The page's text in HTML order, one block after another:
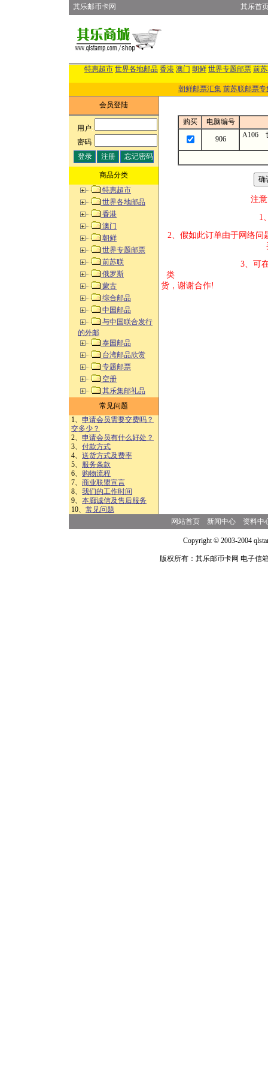
其乐邮币卡网 其乐首
特惠超市 世界各地邮品 香港 澳门 朝鲜 世界专题邮票 前
朝鲜邮票汇集 前苏联邮票专
会员登陆
用户:
密码:
商品分类
特惠超市
世界各地邮品
香港
澳门
朝鲜
世界专题邮票
前苏联
俄罗斯
蒙古
综合邮品
中国邮品
与中国联合发行
的外邮
泰国邮品
台湾邮品欣赏
专题邮票
空册
其乐集邮礼品
常见问题
1、 申请会员需要交费吗？
交多少？
2、 申请会员有什么好处？
3、 付款方式
4、 送货方式及费率
5、 服务条款
6、 购物流程
7、 商业联盟宣言
8、 我们的工作时间
9、 本廊诚信及售后服务
10、 常见问题
购买 电脑编号
906 A106
注意
1、改变商品数
2、假如此订单
买的邮品的
3、可
类 方式告
货，谢谢合作!
网站首页 新闻中心 资料中
Copyright © 2003-2004
版权所有：其乐邮币卡网 电子信